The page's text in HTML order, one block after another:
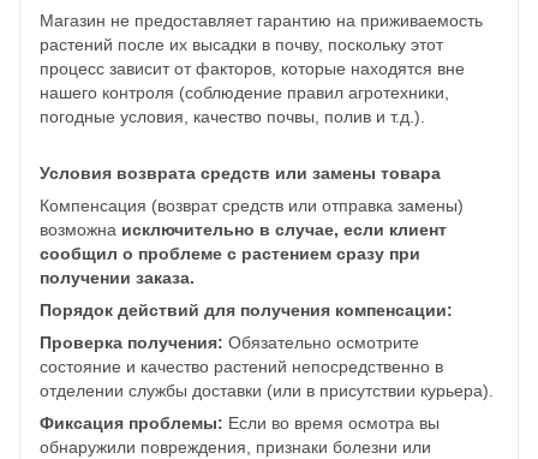
Магазин не предоставляет гарантию на приживаемость
растений после их высадки в почву, поскольку этот
процесс зависит от факторов, которые находятся вне
нашего контроля (соблюдение правил агротехники,
погодные условия, качество почвы, полив и т.д.).
Условия возврата средств или замены товара
Компенсация (возврат средств или отправка замены)
возможна исключительно в случае, если клиент
сообщил о проблеме с растением сразу при
получении заказа.
Порядок действий для получения компенсации:
Проверка получения: Обязательно осмотрите
состояние и качество растений непосредственно в
отделении службы доставки (или в присутствии курьера).
Фиксация проблемы: Если во время осмотра вы
обнаружили повреждения, признаки болезни или